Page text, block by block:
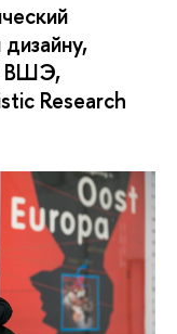
ВШЭ,
Research